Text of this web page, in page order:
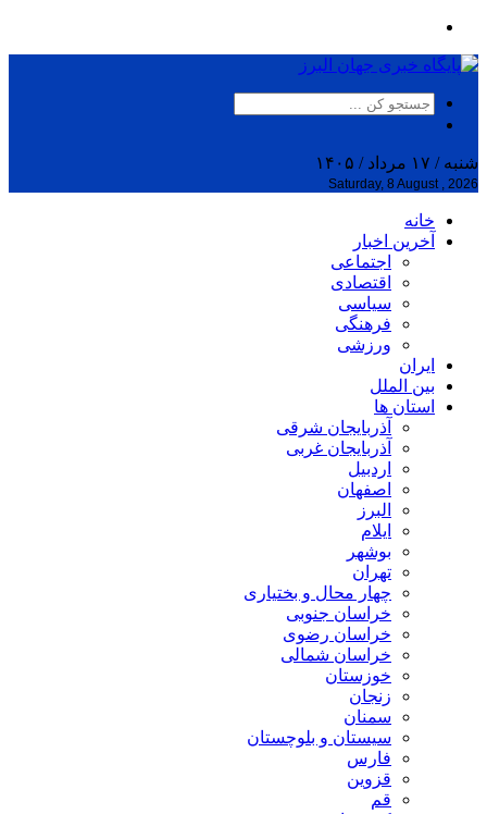
شنبه / ۱۷ مرداد / ۱۴۰۵
Saturday, 8 August , 2026
خانه
آخرین اخبار
اجتماعی
اقتصادی
سیاسی
فرهنگی
ورزشی
ایران
بین الملل
استان ها
آذربایجان شرقی
آذربایجان غربی
اردبیل
اصفهان
البرز
ایلام
بوشهر
تهران
چهار محال و بختیاری
خراسان جنوبی
خراسان رضوی
خراسان شمالی
خوزستان
زنجان
سمنان
سیستان و بلوچستان
فارس
قزوین
قم